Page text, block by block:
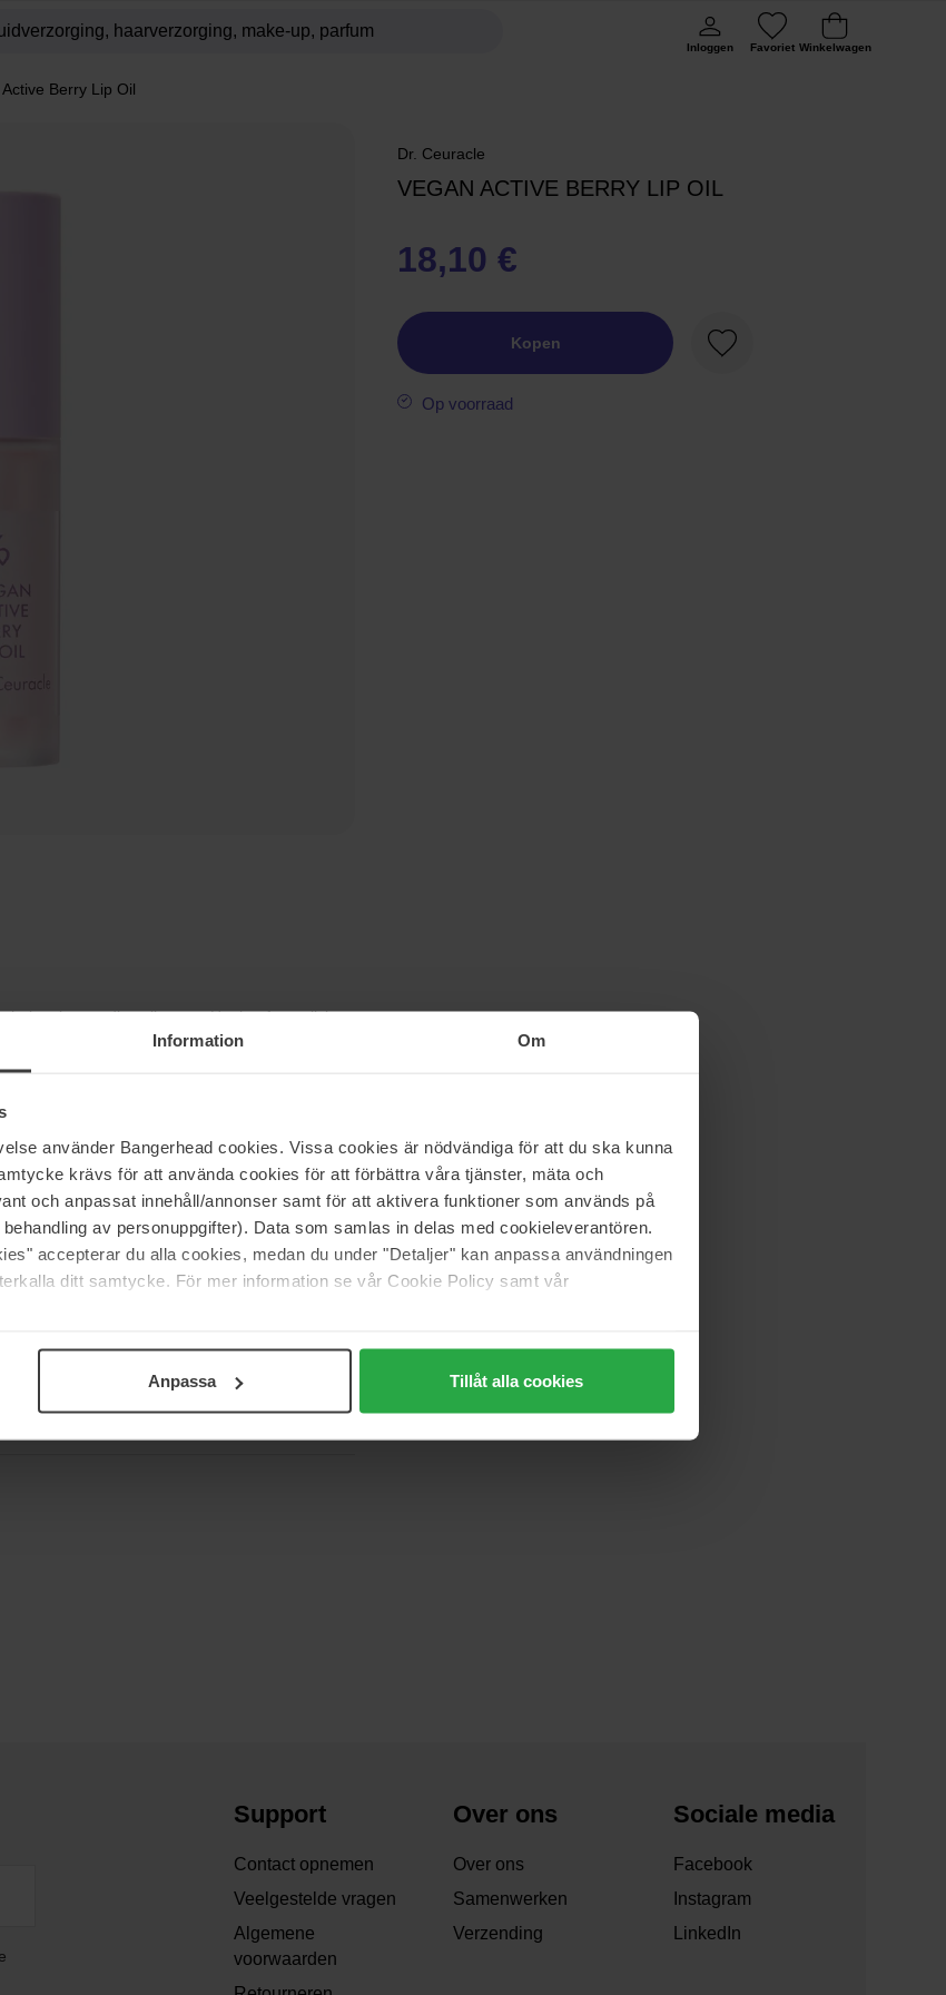
Information Om
använder Bangerhead cookies. Vissa cookies är nödvändiga för att du ska kunna
krävs för att använda cookies för att förbättra våra tjänster, mäta och
och anpassat innehåll/annonser samt för att aktivera funktioner som används på
av personuppgifter). Data som samlas in delas med cookieleverantören.
accepterar du alla cookies, medan du under "Detaljer" kan anpassa användningen
ditt samtycke. För mer information se vår Cookie Policy samt vår
Anpassa Tillåt alla cookies
Inloggen Favoriet Winkelwagen
Berry Lip Oil
Dr. Ceuracle
VEGAN ACTIVE BERRY LIP OIL
18,10 €
Kopen
Favoriet
Op voorraad
plantaardig collageen. Het heeft een lichte
Daarnaast heeft het verouderingsremmende
vroegtijdige veroudering tegengaat
en geurvrij. Het product heeft een
en 's avonds, en ook om overdag opnieuw
Support
Contact opnemen
Veelgestelde vragen
Algemene
voorwaarden
Over ons
Over ons
Samenwerken
Verzending
Sociale media
Facebook
Instagram
LinkedIn